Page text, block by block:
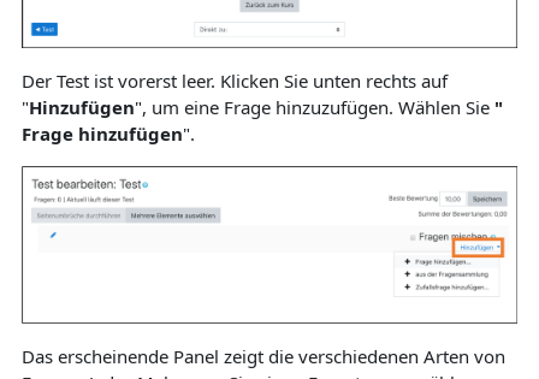
Der Test ist vorerst leer. Klicken Sie unten rechts auf
"Hinzufügen", um eine Frage hinzuzufügen. Wählen Sie "
Frage hinzufügen".
Das erscheinende Panel zeigt die verschiedenen Arten von